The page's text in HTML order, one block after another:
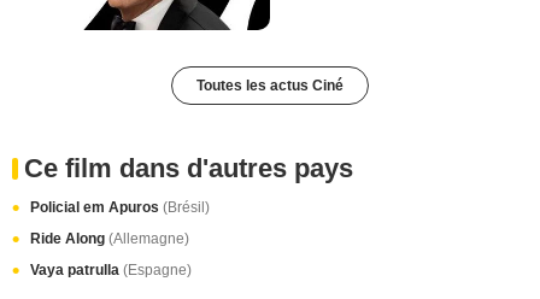
Toutes les actus Ciné
Ce film dans d'autres pays
Policial em Apuros (Brésil)
Ride Along (Allemagne)
Vaya patrulla (Espagne)